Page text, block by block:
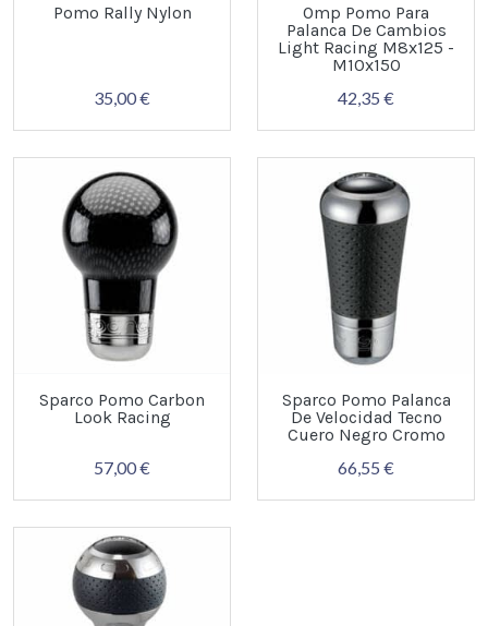
Pomo Rally Nylon
35,00 €
Omp Pomo Para
Palanca De Cambios
Light Racing M8x125 -
M10x150
42,35 €
Sparco Pomo Carbon
Look Racing
57,00 €
Sparco Pomo Palanca
De Velocidad Tecno
Cuero Negro Cromo
66,55 €